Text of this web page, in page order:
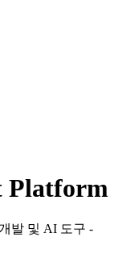
Platform
발 및 AI 도구 -